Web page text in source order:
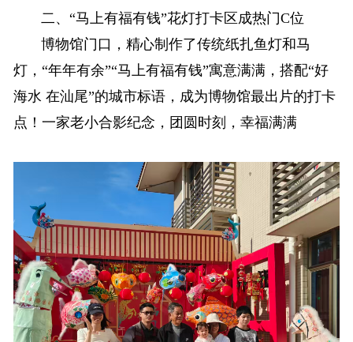
二、“马上有福有钱”花灯打卡区成热门C位
博物馆门口，精心制作了传统纸扎鱼灯和马
灯，“年年有余”“马上有福有钱”寓意满满，搭配“好
海水 在汕尾”的城市标语，成为博物馆最出片的打卡
点！一家老小合影纪念，团圆时刻，幸福满满